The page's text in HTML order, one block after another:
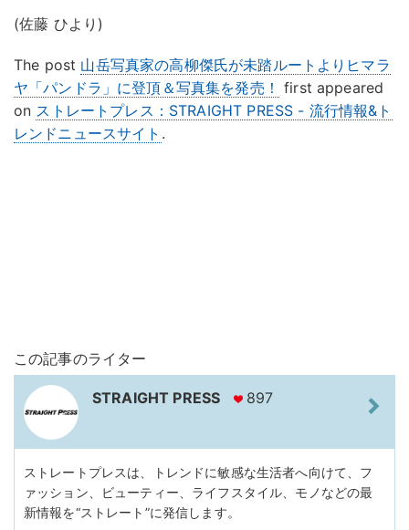
(佐藤 ひより)
The post 山岳写真家の高柳傑氏が未踏ルートよりヒマラ
ヤ「パンドラ」に登頂＆写真集を発売！ first appeared
on ストレートプレス：STRAIGHT PRESS - 流行情報&ト
レンドニュースサイト .
この記事のライター
STRAIGHT PRESS 897
ストレートプレスは、トレンドに敏感な生活者へ向けて、フ
ァッション、ビューティー、ライフスタイル、モノなどの最
新情報を“ストレート”に発信します。